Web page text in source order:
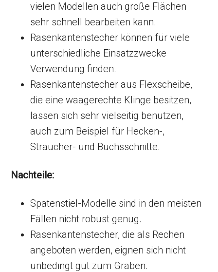
vielen Modellen auch große Flächen
sehr schnell bearbeiten kann.
Rasenkantenstecher können für viele
unterschiedliche Einsatzzwecke
Verwendung finden.
Rasenkantenstecher aus Flexscheibe,
die eine waagerechte Klinge besitzen,
lassen sich sehr vielseitig benutzen,
auch zum Beispiel für Hecken-,
Sträucher- und Buchsschnitte.
Nachteile:
Spatenstiel-Modelle sind in den meisten
Fällen nicht robust genug.
Rasenkantenstecher, die als Rechen
angeboten werden, eignen sich nicht
unbedingt gut zum Graben.